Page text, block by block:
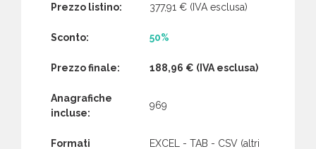
Prezzo listino: 377,91 € (IVA esclusa)
Sconto: 50%
Prezzo finale: 188,96 € (IVA esclusa)
Anagrafiche
incluse:
969
Formati EXCEL - TAB - CSV (altri